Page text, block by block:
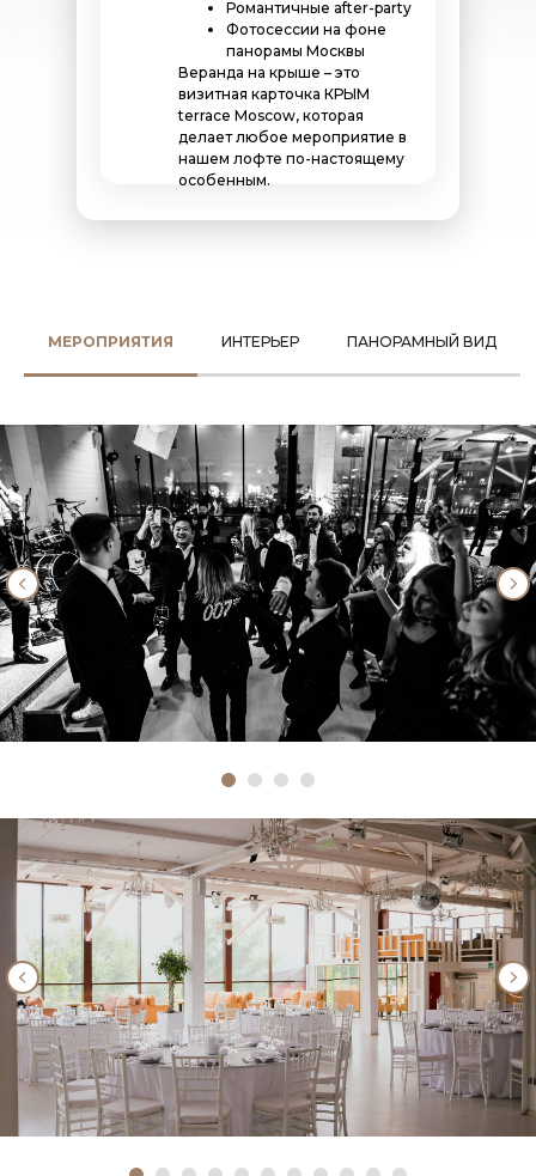
Романтичные after-party
Фотосессии на фоне
панорамы Москвы
Веранда на крыше – это
визитная карточка КРЫМ
terrace Moscow, которая
делает любое мероприятие в
нашем лофте по-настоящему
особенным.
МЕРОПРИЯТИЯ ИНТЕРЬЕР ПАНОРАМНЫЙ ВИД